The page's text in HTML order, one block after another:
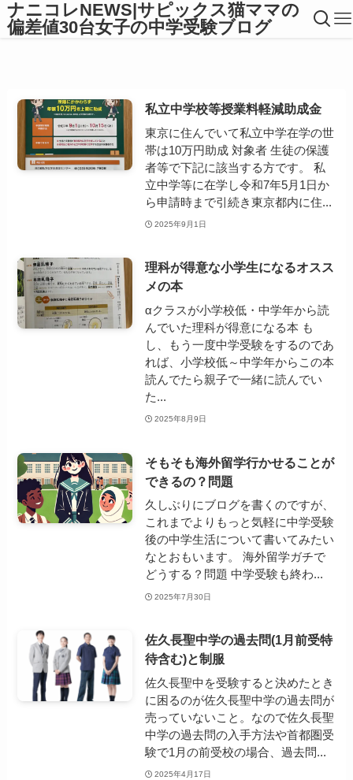
ナニコレNEWS|サピックス猫ママの
偏差値30台女子の中学受験ブログ
私立中学校等授業料軽減助成金
東京に住んでいて私立中学在学の世
帯は10万円助成 対象者 生徒の保護
者等で下記に該当する方です。 私
立中学等に在学し令和7年5月1日か
ら申請時まで引続き東京都内に住...
2025年9月1日
理科が得意な小学生になるオスス
メの本
αクラスが小学校低・中学年から読
んでいた理科が得意になる本 も
し、もう一度中学受験をするのであ
れば、小学校低～中学年からこの本
読んでたら親子で一緒に読んでい
た...
2025年8月9日
そもそも海外留学行かせることが
できるの？問題
久しぶりにブログを書くのですが、
これまでよりもっと気軽に中学受験
後の中学生活について書いてみたい
なとおもいます。 海外留学ガチで
どうする？問題 中学受験も終わ...
2025年7月30日
佐久長聖中学の過去問(1月前受特
待含む)と制服
佐久長聖中を受験すると決めたとき
に困るのが佐久長聖中学の過去問が
売っていないこと。なので佐久長聖
中学の過去問の入手方法や首都圏受
験で1月の前受校の場合、過去問...
2025年4月17日